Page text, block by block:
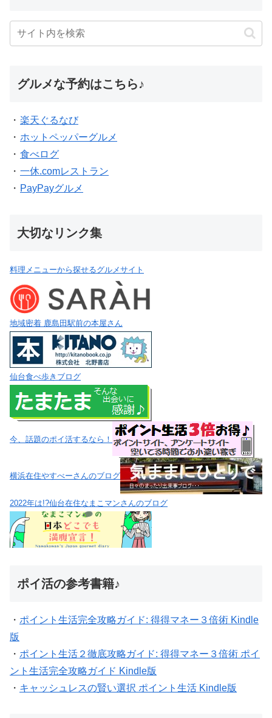
グルメな予約はこちら♪
・ 楽天ぐるなび
・ ホットペッパーグルメ
・ 食べログ
・ 一休.comレストラン
・ PayPayグルメ
大切なリンク集
料理メニューから探せるグルメサイト
地域密着 鹿島田駅前の本屋さん
仙台食べ歩きブログ
今、話題のポイ活するなら！
横浜在住やすべーさんのブログ
2022年は!?仙台在住なまこマンさんのブログ
ポイ活の参考書籍♪
・ ポイント生活完全攻略ガイド: 得得マネー３倍術 Kindle
版
・ ポイント生活２徹底攻略ガイド: 得得マネー３倍術 ポイ
ント生活完全攻略ガイド Kindle版
・ キャッシュレスの賢い選択 ポイント生活 Kindle版